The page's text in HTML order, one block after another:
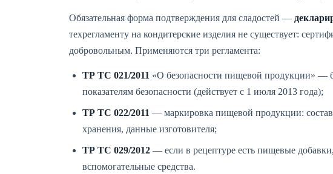
Обязательная форма подтверждения для сладостей —
техрегламенту на кондитерские изделия не существует:
добровольным. Применяются три регламента:
ТР ТС 021/2011 «О безопасности пищевой продукции» —
показателям безопасности (действует с 1 июля 2013 года);
ТР ТС 022/2011 — маркировка пищевой продукции:
хранения, данные изготовителя;
ТР ТС 029/2012 — если в рецептуре есть пищевые
вспомогательные средства.